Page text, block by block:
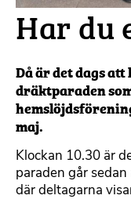
Har du
Då är det dags
dräktparaden
maj.
Klockan 10.30 är
paraden går
där deltagarna